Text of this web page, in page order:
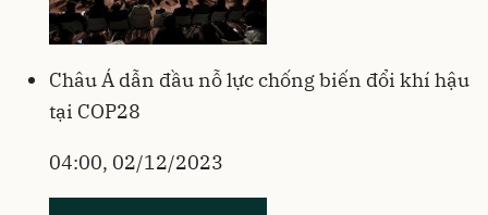
Châu Á dẫn đầu nỗ lực chống biến đổi khí hậu
tại COP28
04:00, 02/12/2023